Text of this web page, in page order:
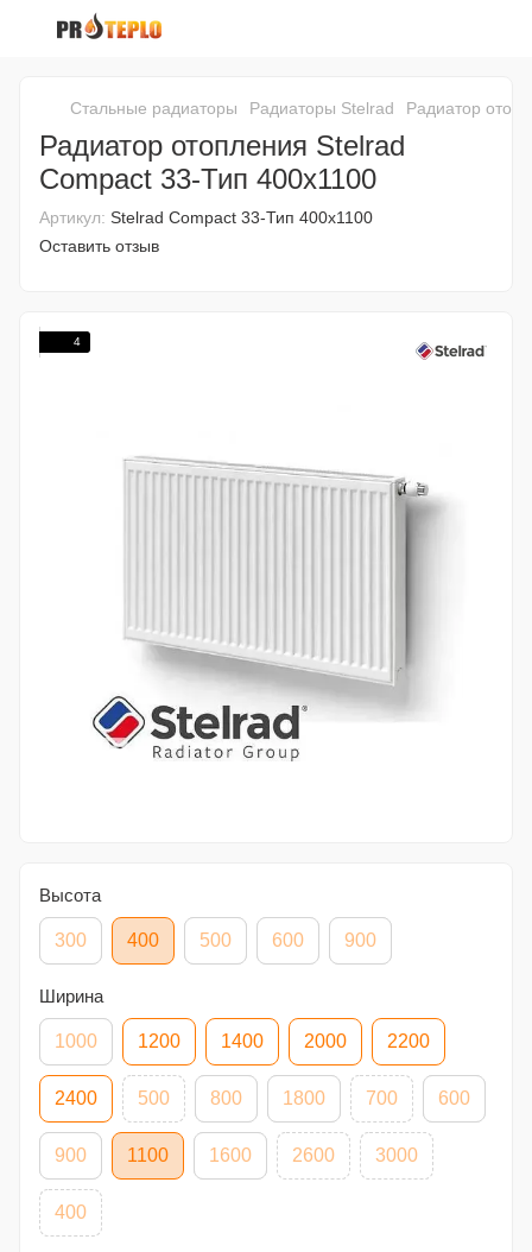
Стальные радиаторы Радиаторы Stelrad Радиатор
Радиатор отопления Stelrad
Compact 33-Тип 400x1100
Артикул: Stelrad Compact 33-Тип 400x1100
Оставить отзыв
4
Высота
300 400 500 600 900
Ширина
1000 1200 1400 2000 2200
2400 500 800 1800 700 600
900 1100 1600 2600 3000
400